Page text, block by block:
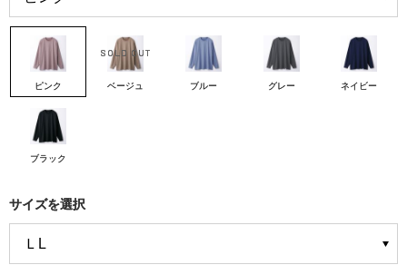
ピンク ベージュ ブルー グレー ネイビー
ブラック
サイズを選択